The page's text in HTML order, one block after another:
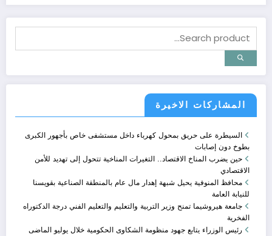
المشاركات الاخيرة
السيطرة على حريق بمحول كهرباء داخل مستشفى خاص بأجهور الكبرى
بطوخ دون إصابات
حين يضرب المناخ الاقتصاد.. التغيرات المناخية تتحول إلى تهديد للأمن
الاقتصادي
محافظ المنوفية يحيل شبهة إهدار مال عام بالمنطقة الصناعية بقويسنا
للنيابة العامة
جامعة هيروشيما تمنح وزير التربية والتعليم والتعليم الفني درجة الدكتوراه
الفخرية
رئيس الوزراء يتابع جهود منظومة الشكاوى الحكومية خلال يوليو الماضى